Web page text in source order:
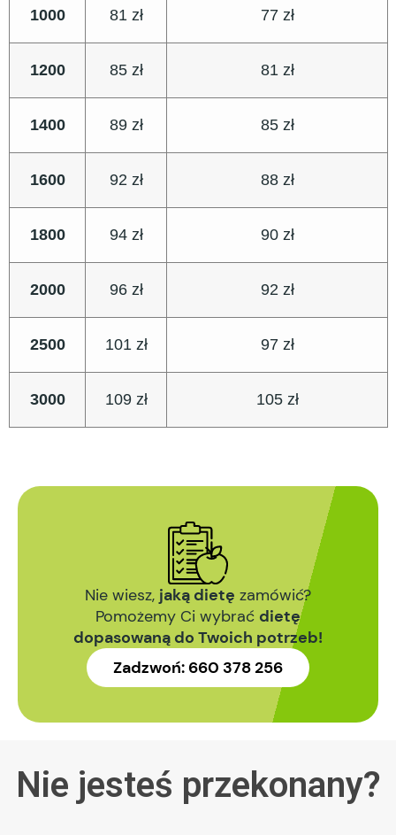
1000 81 zł 77 zł
1200 85 zł 81 zł
1400 89 zł 85 zł
1600 92 zł 88 zł
1800 94 zł 90 zł
2000 96 zł 92 zł
2500 101 zł 97 zł
3000 109 zł 105 zł
Nie wiesz, jaką dietę zamówić?
Pomożemy Ci wybrać dietę
dopasowaną do Twoich potrzeb!
Zadzwoń:660 378 256
Nie jesteś przekonany?